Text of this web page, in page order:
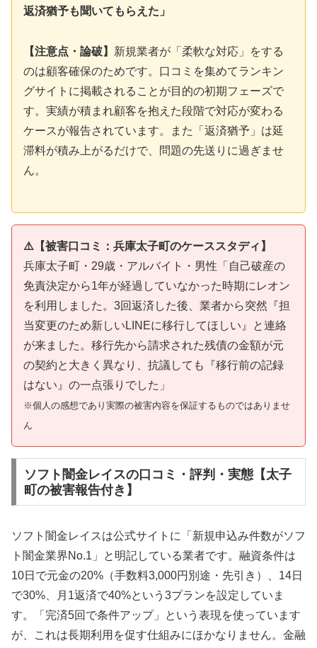
返済猶予も聞いてもらえた」
【注意点・論破】 新規業者が「柔軟な対応」をする
のは顧客確保のためです。口コミを集めてランキン
グサイトに掲載されることが目的の初期フェーズで
す。実績が積まれ顧客を抱えた段階で対応が変わる
ケースが報告されています。また「返済猶予」は延
滞料が積み上がるだけで、問題の先送りに過ぎませ
ん。
⚠️【被害口コミ：兵庫太子町のケーススタディ】
兵庫太子町・29歳・アルバイト・男性「自己破産の
免責決定から1年が経過していなかった時期にレオン
を利用しました。3回返済した後、業者から突然『担
当変更のため新しいLINEに移行してほしい』と連絡
が来ました。移行先から請求された残債の金額が元
の契約と大きく異なり、抗議しても『移行前の記録
はない』の一点張りでした」
※個人の感想であり実際の被害内容を保証するものではありませ
ん
ソフト闇金レイスの口コミ・評判・実態【太子
町の被害報告付き】
ソフト闇金レイスは公式サイトに「新規申込み件数がソフ
ト闇金業界No.1」と明記している業者です。融資条件は
10日で元金の20%（手数料3,000円別途・先引き）、14日
で30%、月1返済で40%という3プランを設定していま
す。「完済5回で条件アップ」という表現を使っています
が、これは長期利用を促す仕組みにほかなりません。金融